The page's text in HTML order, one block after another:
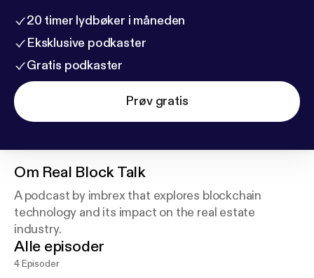
20 timer lydbøker i måneden
Eksklusive podkaster
Gratis podkaster
Prøv gratis
Om Real Block Talk
A podcast by imbrex that explores blockchain
technology and its impact on the real estate
industry.
Alle episoder
4 Episoder